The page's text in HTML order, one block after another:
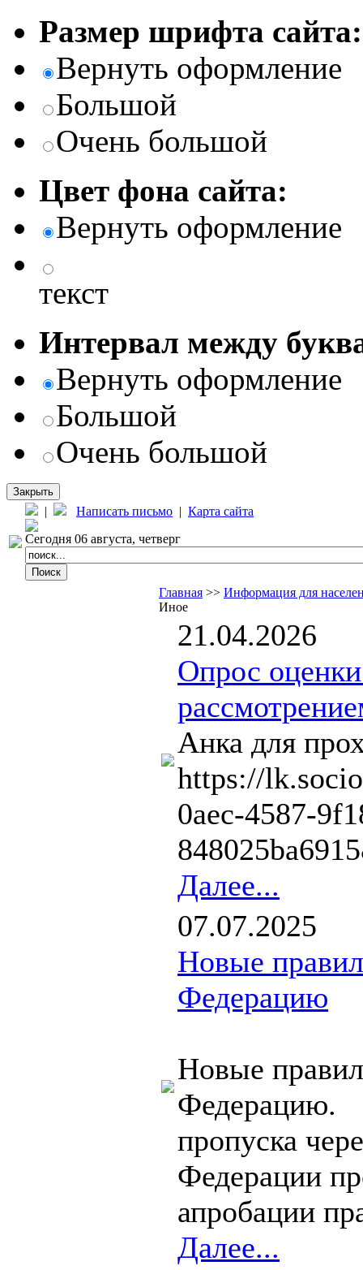
Размер шрифта сайта:
Вернуть оформление
Большой
Очень большой
Цвет фона сайта:
Вернуть оформление
текст
Интервал между
Вернуть оформление
Большой
Очень большой
Закрыть
| Написать письмо | Карта сайта
Сегодня 06 августа, четверг
Главная >> Информация для
Иное
21.04.2026
Опрос
Анка для
https://
0aec-4587-
Далее...
07.07.2025
Новые
Федерацию
Новые
Федерацию.
пропуска
Федерации
апробации
Далее...